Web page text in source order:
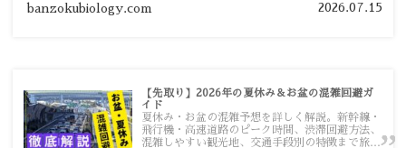
い移動方法を分かりやすく解説します。
banzokubiology.com 2026.07.15
【先取り】2026年の夏休み＆お盆の混雑回避ガ
イド
夏休み・お盆の混雑予想を詳しく解説。新幹線・
飛行機・高速道路のピーク時間、渋滞回避方法、
混雑しやすい観光地、交通手段別の特徴まで旅行